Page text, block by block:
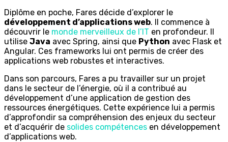
Diplôme en poche, Fares décide d’explorer le
développement d’applications web. Il commence à
découvrir le monde merveilleux de l’IT en profondeur. Il
utilise Java avec Spring, ainsi que Python avec Flask et
Angular. Ces frameworks lui ont permis de créer des
applications web robustes et interactives.
Dans son parcours, Fares a pu travailler sur un projet
dans le secteur de l’énergie, où il a contribué au
développement d’une application de gestion des
ressources énergétiques. Cette expérience lui a permis
d’approfondir sa compréhension des enjeux du secteur
et d’acquérir de solides compétences en développement
d’applications web.